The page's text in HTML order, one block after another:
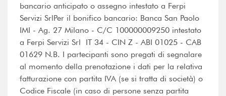
bancario anticipato o assegno intestato a Ferpi
Servizi SrlPer il bonifico bancario: Banca San Paolo
IMI - Ag. 27 Milano - C/C 100000009250 intestato
a Ferpi Servizi Srl  IT 34 - CIN Z - ABI 01025 - CAB
01629 N.B. I partecipanti sono pregati di segnalare
al momento della prenotazione i dati per la relativa
fatturazione con partita IVA (se si tratta di società) o
Codice Fiscale (in caso di persone senza partita